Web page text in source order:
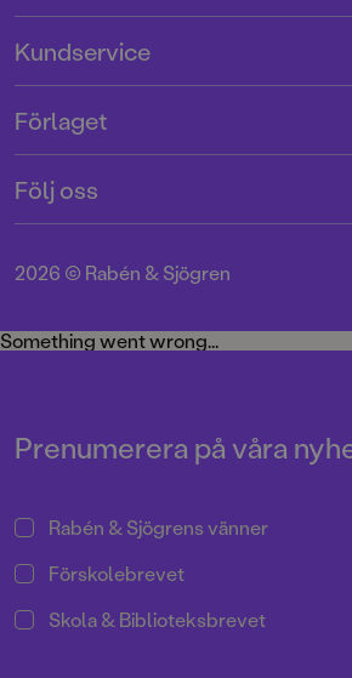
Tryckerigatan 4
103 12 Stockholm
Org.nr: 556045-7748
Kundservice
Användarvillkor intressenter
Integritetspolicy
Cookie Policy
Förlaget
Miljö och hållbarhet
Följ oss
Instagram
Twitter
2026 © Rabén & Sjögren
Something went wrong...
Prenumerera på våra
Rabén & Sjögrens vänner
Förskolebrevet
Skola & Biblioteksbrevet